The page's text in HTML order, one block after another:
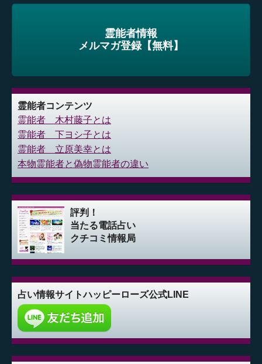
霊能者情報
メルマガ登録【無料】
霊能者コンテンツ
霊能者 木村藤子とは
霊能者 下ヨシ子とは
霊能者 立原美幸とは
本物霊能者と偽物霊能者の違い
評判！
当たる電話占い
クチコミ情報局
占い情報サイトハッピーローズ公式LINE